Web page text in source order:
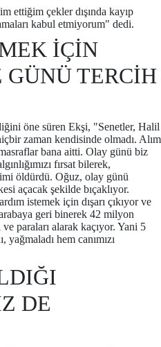
ettiğim çekler dışında kayıp
kabul etmiyorum" dedi.
İÇİN
TERCİH
öne süren Ekşi, "Senetler, Halil
zaman kendisinde olmadı. Alım
bana aitti. Olay günü biz
fırsat bilerek,
öldürdü. Oğuz, olay günü
açacak şekilde bıçaklıyor.
istemek için dışarı çıkıyor ve
geri binerek 42 milyon
paraları alarak kaçıyor. Yani 5
yağmaladı hem canımızı
DE